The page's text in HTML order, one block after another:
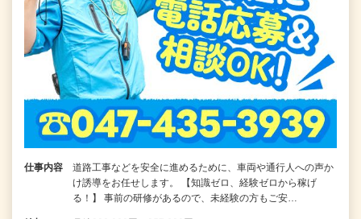
仕事内容
道路工事などを安全に進めるために、車両や通行人への声か
け誘導をお任せします。 【知識ゼロ、経験ゼロから稼げ
る！】 事前の研修があるので、未経験の方もご安…